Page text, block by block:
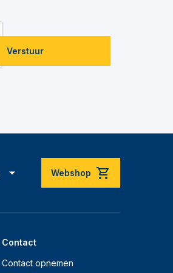
Verstuur
Webshop
Contact
Contact opnemen